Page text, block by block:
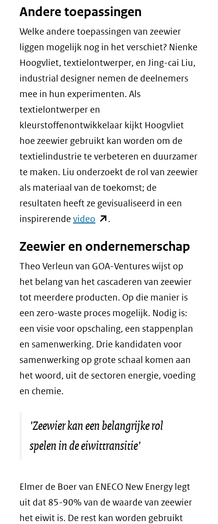
Andere toepassingen
Welke andere toepassingen van zeewier
liggen mogelijk nog in het verschiet? Nienke
Hoogvliet, textielontwerper, en Jing-cai Liu,
industrial designer nemen de deelnemers
mee in hun experimenten. Als
textielontwerper en
kleurstoffenontwikkelaar kijkt Hoogvliet
hoe zeewier gebruikt kan worden om de
textielindustrie te verbeteren en duurzamer
te maken. Liu onderzoekt de rol van zeewier
als materiaal van de toekomst; de
resultaten heeft ze gevisualiseerd in een
inspirerende video (opent
nieuw
venster)
(verwijst
naar
een
andere
website)
.
Zeewier en ondernemerschap
Theo Verleun van GOA-Ventureswijst op
het belang van het cascaderen van zeewier
tot meerdere producten. Op die manier is
een zero-waste proces mogelijk. Nodig is:
een visie voor opschaling, een stappenplan
en samenwerking. Drie kandidaten voor
samenwerking op grote schaal komen aan
het woord, uit de sectoren energie, voeding
en chemie.
'Zeewier kan een belangrijke rol
spelen in de eiwittransitie'
Elmer de Boer van ENECO New Energy legt
uit dat 85-90% van de waarde van zeewier
het eiwit is. De rest kan worden gebruikt